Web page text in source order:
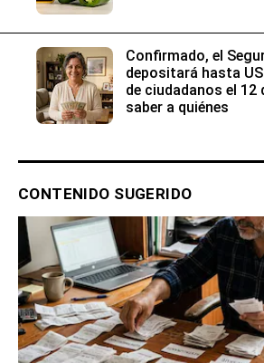
Confirmado, el
depositará hasta
de ciudadanos el
saber a quiénes
CONTENIDO SUGERIDO